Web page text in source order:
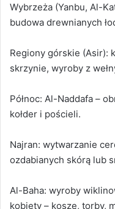
Wybrzeża (Yanbu, Al-
budowa drewnianych
Regiony górskie (Asir):
skrzynie, wyroby z
Północ: Al-Naddafa –
kołder i pościeli.
Najran: wytwarzanie
ozdabianych skórą lub
Al-Baha: wyroby
kobiety – kosze, torby,